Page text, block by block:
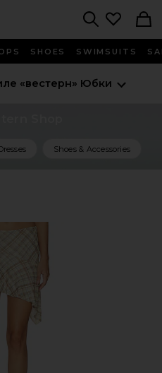
SHOES SWIMSUITS
«вестерн» Юбки
Shoes & Accessories